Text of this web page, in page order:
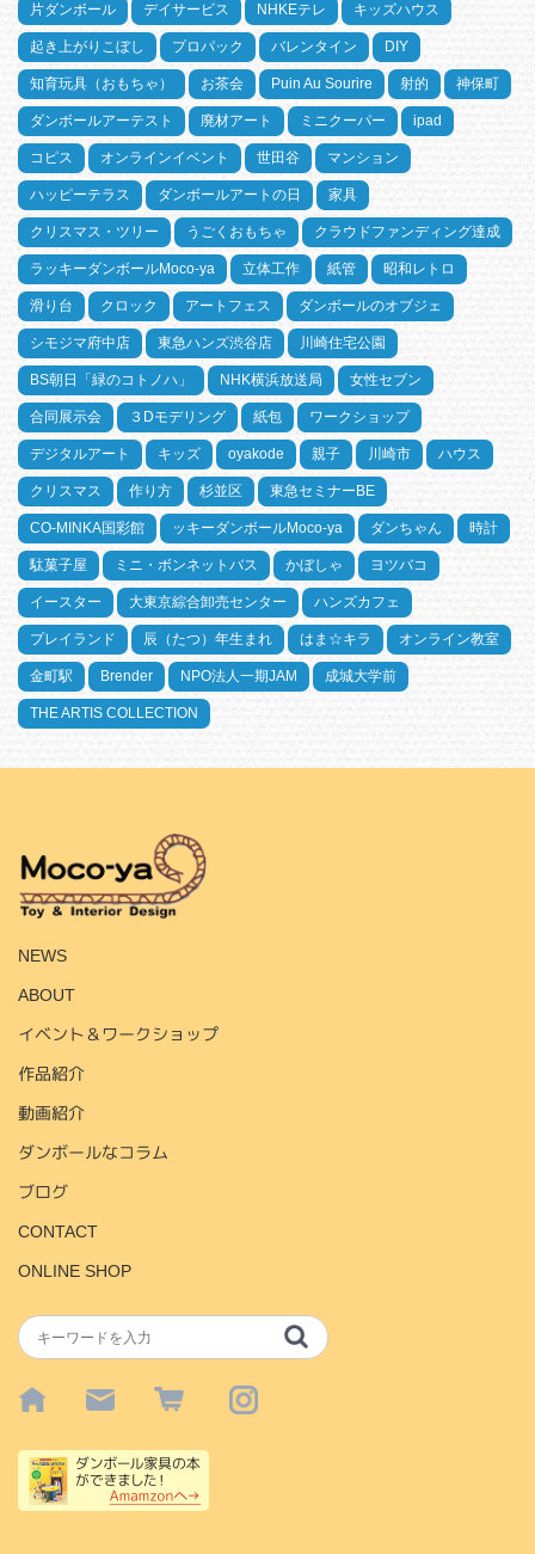
片ダンボール デイサービス NHKEテレ キッズハウス
起き上がりこぼし プロパック バレンタイン DIY
知育玩具（おもちゃ） お茶会 Puin Au Sourire 射的 神保町
ダンボールアーテスト 廃材アート ミニクーパー ipad
コピス オンラインイベント 世田谷 マンション
ハッピーテラス ダンボールアートの日 家具
クリスマス・ツリー うごくおもちゃ クラウドファンディング達成
ラッキーダンボールMoco-ya 立体工作 紙管 昭和レトロ
滑り台 クロック アートフェス ダンボールのオブジェ
シモジマ府中店 東急ハンズ渋谷店 川崎住宅公園
BS朝日「緑のコトノハ」 NHK横浜放送局 女性セブン
合同展示会 ３Dモデリング 紙包 ワークショップ
デジタルアート キッズ oyakode 親子 川崎市 ハウス
クリスマス 作り方 杉並区 東急セミナーBE
CO-MINKA国彩館 ッキーダンボールMoco-ya ダンちゃん 時計
駄菓子屋 ミニ・ボンネットバス かぼしゃ ヨツバコ
イースター 大東京綜合卸売センター ハンズカフェ
プレイランド 辰（たつ）年生まれ はま☆キラ オンライン教室
金町駅 Brender NPO法人一期JAM 成城大学前
THE ARTIS COLLECTION
NEWS
ABOUT
イベント＆ワークショップ
作品紹介
動画紹介
ダンボールなコラム
ブログ
CONTACT
ONLINE SHOP